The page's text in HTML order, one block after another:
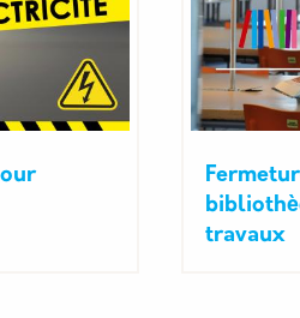
travaux